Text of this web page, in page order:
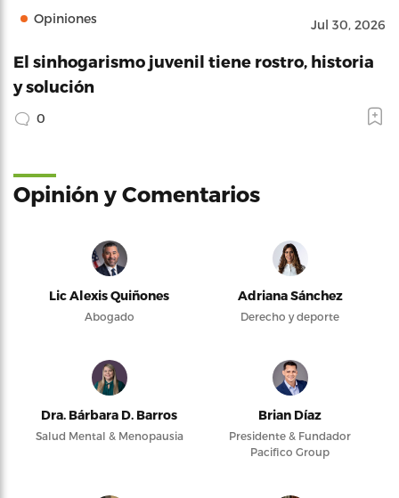
Opiniones Jul 30, 2026
El sinhogarismo juvenil tiene rostro, historia
y solución
0
Opinión y Comentarios
Lic Alexis Quiñones
Abogado
Adriana Sánchez
Derecho y deporte
Dra. Bárbara D. Barros
Salud Mental & Menopausia
Brian Díaz
Presidente & Fundador
Pacifico Group